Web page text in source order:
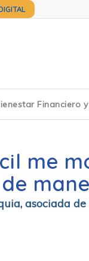
Financiero
me
asociada